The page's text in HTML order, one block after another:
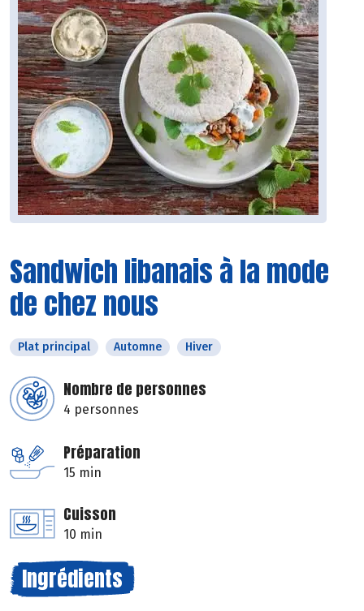
Sandwich libanais à la mode
de chez nous
Plat principal Automne Hiver
Nombre de personnes
4 personnes
Préparation
15 min
Cuisson
10 min
Ingrédients